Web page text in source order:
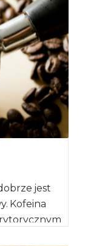
jest
Kofeina